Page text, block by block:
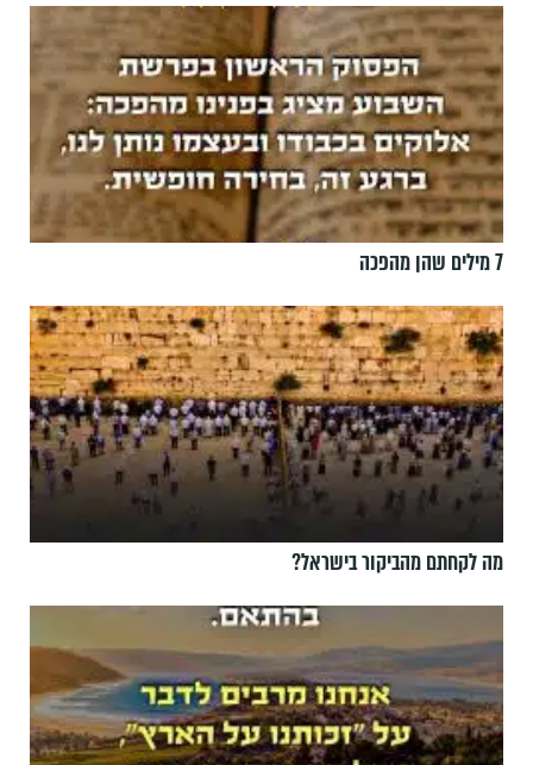
7 מילים שהן מהפכה
מה לקחתם מהביקור בישראל?